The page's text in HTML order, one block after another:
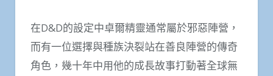
在D&D的設定中卓爾精靈通常屬於邪惡陣營，
而有一位選擇與種族決裂站在善良陣營的傳奇
角色，幾十年中用他的成長故事打動著全球無